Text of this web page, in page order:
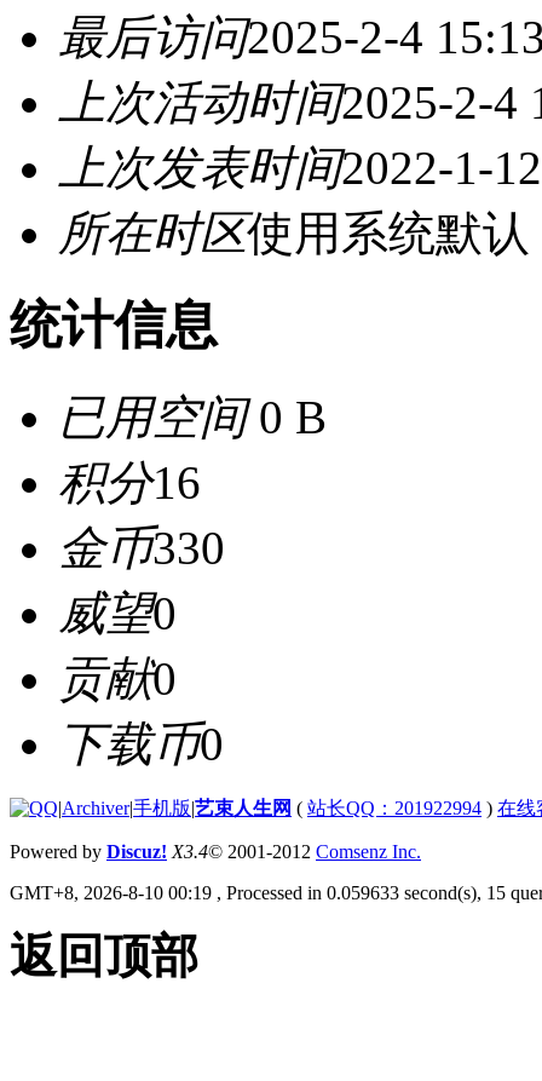
最后访问2025-2-4
上次活动时间2025-2-4
上次发表时间2022-1-
所在时区使用系统默认
统计信息
已用空间0 B
积分16
金币330
威望0
贡献0
下载币0
|Archiver|手机版|艺束人生网 ( 站长QQ：201922994 ) 在线
Powered by Discuz! X3.4© 2001-2012 Comsenz Inc.
GMT+8, 2026-8-10 00:19 , Processed in 0.059633 second(s), 15
返回顶部